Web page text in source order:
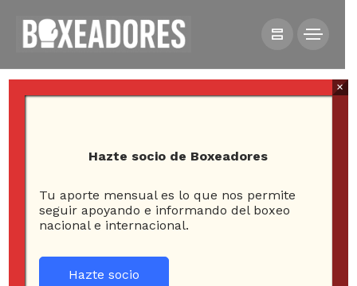
HOME
NOTICIAS
ÓSCAR DE LA HOYA, TOMA ACCIONES LEGALES PARA
PROTEGER A RYAN GARCÍA
Hazte socio de Boxeadores
Tu aporte mensual es lo que nos permite
seguir apoyando e informando del boxeo
nacional e internacional.
Hazte socio
×